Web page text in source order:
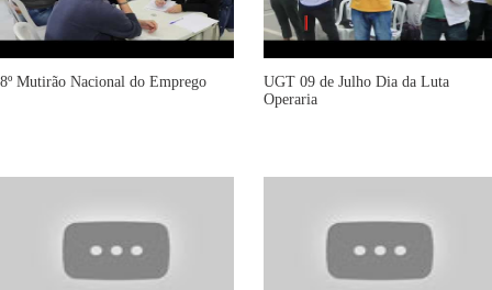
8º Mutirão Nacional do Emprego
UGT 09 de Julho Dia da Luta
Operaria